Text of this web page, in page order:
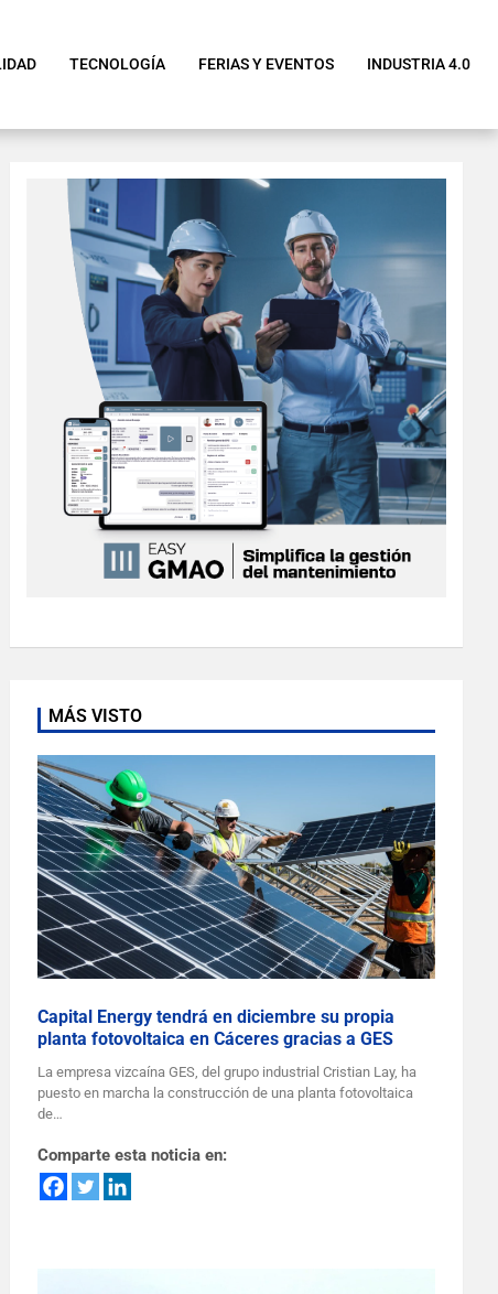
TECNOLOGÍA FERIAS Y EVENTOS INDUSTRIA 4.0
MÁS VISTO
Capital Energy tendrá en diciembre su propia
planta fotovoltaica en Cáceres gracias a GES
La empresa vizcaína GES, del grupo industrial Cristian Lay, ha
puesto en marcha la construcción de una planta fotovoltaica
de…
Comparte esta noticia en: